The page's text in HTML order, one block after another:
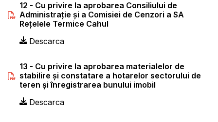
12 - Cu privire la aprobarea Consiliului de
Administraţie şi a Comisiei de Cenzori a SA
Reţelele Termice Cahul
Descarca
13 - Cu privire la aprobarea materialelor de
stabilire şi constatare a hotarelor sectorului de
teren şi înregistrarea bunului imobil
Descarca